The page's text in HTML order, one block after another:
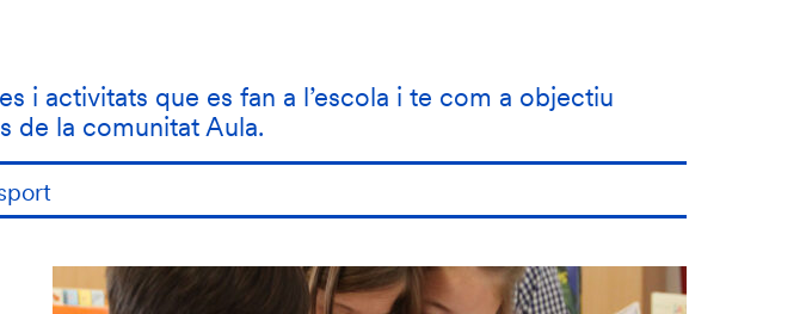
i activitats que es fan a l’escola i te com a objectiu
de la comunitat Aula.